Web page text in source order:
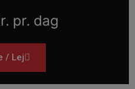
pr. dag
/ Lej